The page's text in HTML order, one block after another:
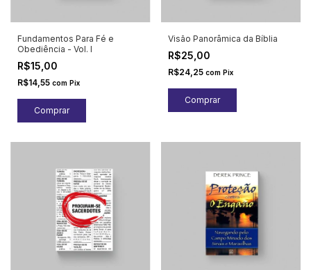
Fundamentos Para Fé e
Obediência - Vol. I
R$15,00
R$14,55 com Pix
Visão Panorâmica da Bíblia
R$25,00
R$24,25 com Pix